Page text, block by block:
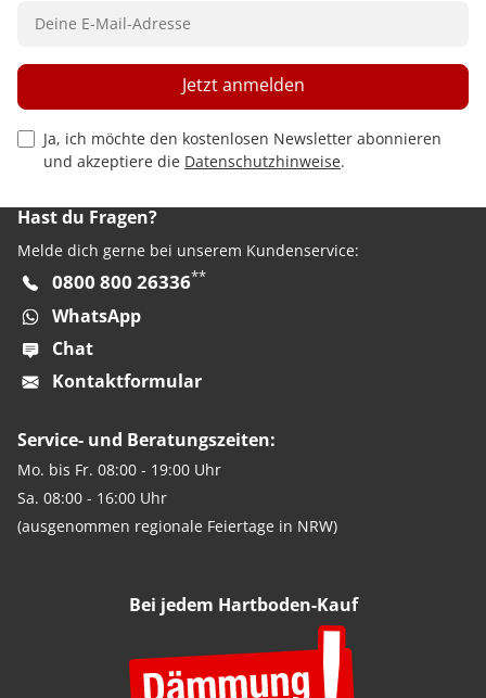
Privacy Policy Checkbox
Ja, ich möchte den kostenlosen Newsletter abonnieren
und akzeptiere die Datenschutzhinweise.
Jetzt anmelden
Hast du Fragen?
Melde dich gerne bei unserem Kundenservice:
0800 800 26336**
WhatsApp
Chat
Kontaktformular
Service- und Beratungszeiten:
Mo. bis Fr. 08:00 - 19:00 Uhr
Sa. 08:00 - 16:00 Uhr
(ausgenommen regionale Feiertage in NRW)
Bei jedem Hartboden-Kauf